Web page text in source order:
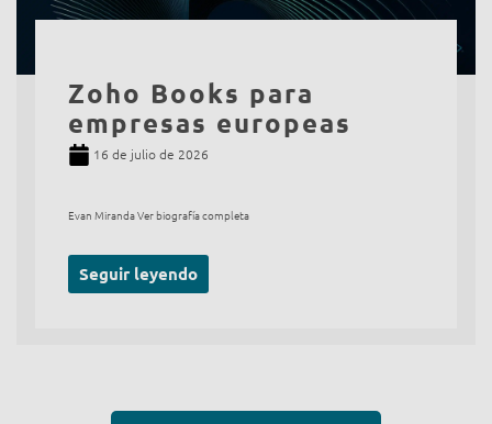
Zoho Books para
empresas europeas
16 de julio de 2026
Evan Miranda Ver biografía completa
Seguir leyendo